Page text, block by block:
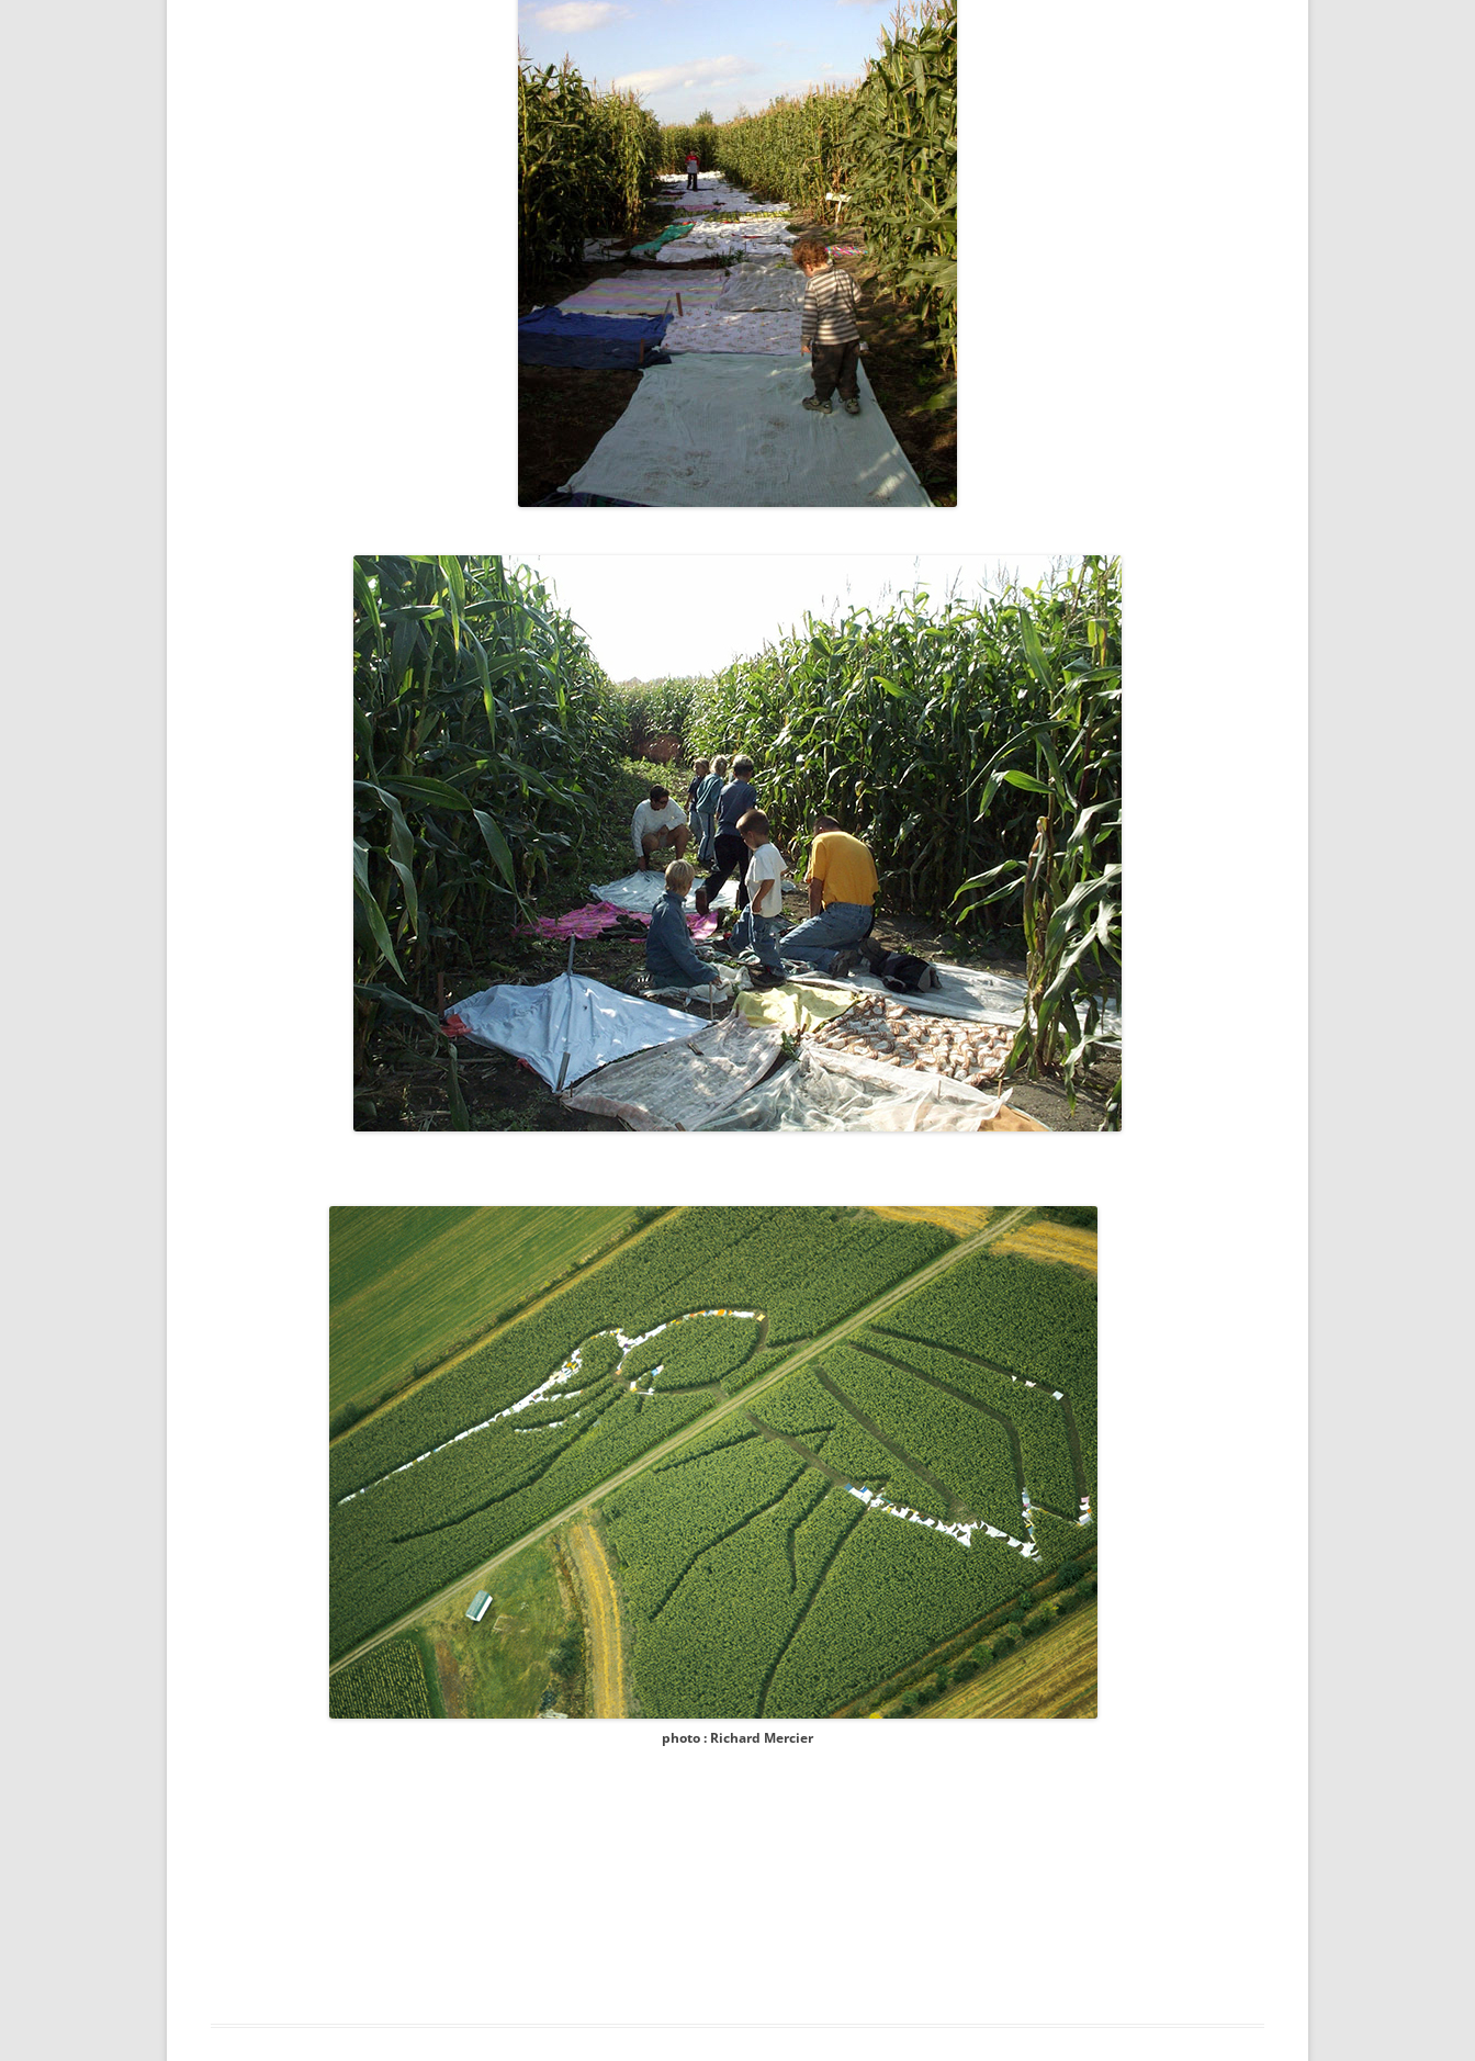
photo : Richard Mercier